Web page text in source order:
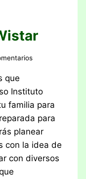
que
Instituto
familia para
para
planear
con la idea de
con diversos